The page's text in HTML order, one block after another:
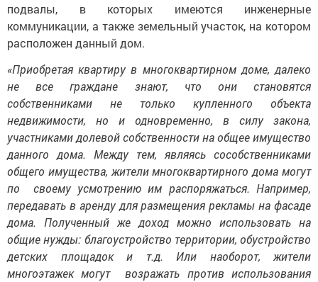
подвалы, в которых имеются инженерные
коммуникации, а также земельный участок, на котором
расположен данный дом.
«Приобретая квартиру в многоквартирном доме, далеко
не все граждане знают, что они становятся
собственниками не только купленного объекта
недвижимости, но и одновременно, в силу закона,
участниками долевой собственности на общее имущество
данного дома. Между тем, являясь сособственниками
общего имущества, жители многоквартирного дома могут
по своему усмотрению им распоряжаться. Например,
передавать в аренду для размещения рекламы на фасаде
дома. Полученный же доход можно использовать на
общие нужды: благоустройство территории, обустройство
детских площадок и т.д. Или наоборот, жители
многоэтажек могут возражать против использования